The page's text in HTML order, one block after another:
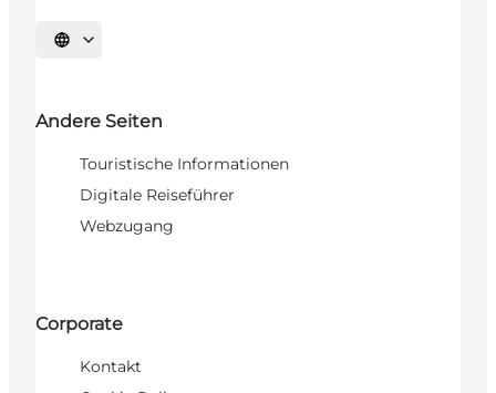
Sprache auswählen
Andere Seiten
Touristische Informationen
Digitale Reiseführer
Webzugang
Corporate
Kontakt